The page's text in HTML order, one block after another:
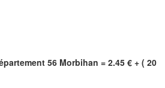
56 Morbihan = 2.45 € + ( 20